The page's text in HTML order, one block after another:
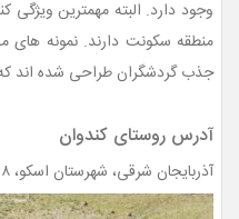
وجود دارد. البته مهمترین
منطقه سکونت دارند. نمونه های
جذب گردشگران طراحی شده‌ اند
آدرس روستای کندوان
آذربایجان شرقی، شهرستان اسکو، ۱۸ کیلومتری شهر اسکو